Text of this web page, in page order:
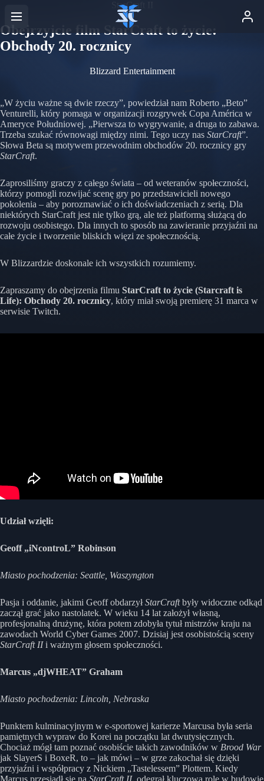
StarCraft II
Obejrzyjcie film StarCraft to życie:
Obchody 20. rocznicy
Blizzard Entertainment
„W życiu ważne są dwie rzeczy”, powiedział nam Roberto „Beto”
Venturelli, który pomaga w organizacji rozgrywek Copa América w
Ameryce Południowej. „Pierwsza to wygrywanie, a druga to zabawa.
Trzeba szukać równowagi między nimi. Tego uczy nas StarCraft”.
Słowa Beta są motywem przewodnim obchodów 20. rocznicy gry
StarCraft.
Zaprosiliśmy graczy z całego świata – od weteranów społeczności,
którzy pomogli rozwijać scenę gry po przedstawicieli nowego
pokolenia – aby porozmawiać o ich doświadczeniach z serią. Dla
niektórych StarCraft jest nie tylko grą, ale też platformą służącą do
rozwoju osobistego. Dla innych to sposób na zawieranie przyjaźni na
całe życie i tworzenie bliskich więzi ze społecznością.
W Blizzardzie doskonale ich wszystkich rozumiemy.
Zapraszamy do obejrzenia filmu StarCraft to życie (Starcraft is
Life): Obchody 20. rocznicy, który miał swoją premierę 31 marca w
serwisie Twitch.
Udział wzięli:
Geoff „iNcontroL” Robinson
Miasto pochodzenia: Seattle, Waszyngton
Pasja i oddanie, jakimi Geoff obdarzyłStarCraftbyły widoczne odkąd
zaczął grać jako nastolatek. W wieku 14 lat założył własną,
profesjonalną drużynę, która potem zdobyła tytuł mistrzów kraju na
zawodach World Cyber Games 2007. Dzisiaj jest osobistością sceny
StarCraft IIi ważnym głosem społeczności.
Marcus „djWHEAT” Graham
Miasto pochodzenia: Lincoln, Nebraska
Punktem kulminacyjnym w e-sportowej karierze Marcusa była seria
pamiętnych wypraw do Korei na początku lat dwutysięcznych.
Chociaż mógł tam poznać osobiście takich zawodników w Brood War
jak SlayerS i BoxeR, to – jak mówi – w grze zakochał się dzięki
przyjaźni i współpracy z Nickiem „Tastelessem” Plottem. Kiedy
Marcus przesiadł się na StarCraft II, odegrał kluczową rolę w budowie